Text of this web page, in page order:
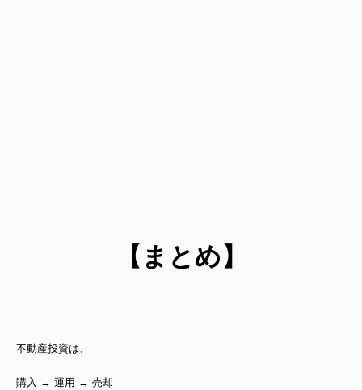
【まとめ】
不動産投資は、
購入 → 運用 → 売却